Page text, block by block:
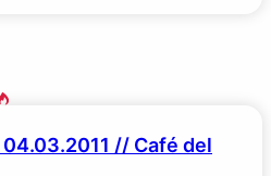
04.03.2011 // Café del